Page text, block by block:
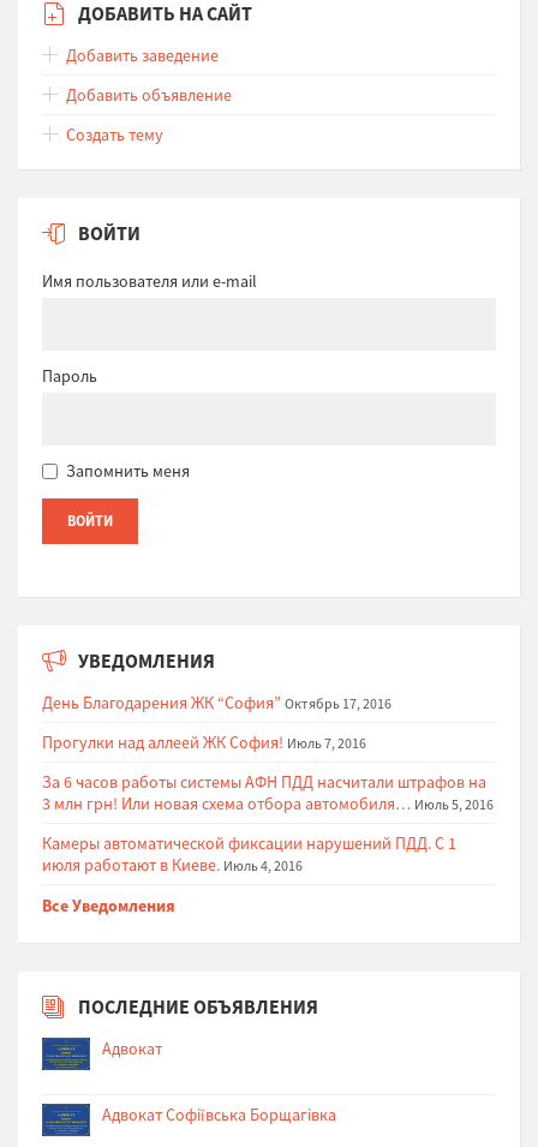
ДОБАВИТЬ НА САЙТ
Добавить заведение
Добавить объявление
Создать тему
ВОЙТИ
Имя пользователя или e-mail
Пароль
Запомнить меня
УВЕДОМЛЕНИЯ
День Благодарения ЖК “София” Октябрь 17, 2016
Прогулки над аллеей ЖК София! Июль 7, 2016
За 6 часов работы системы АФН ПДД насчитали штрафов на
3 млн грн! Или новая схема отбора автомобиля… Июль 5, 2016
Камеры автоматической фиксации нарушений ПДД. С 1
июля работают в Киеве. Июль 4, 2016
Все Уведомления
ПОСЛЕДНИЕ ОБЪЯВЛЕНИЯ
Адвокат
Адвокат Софіївська Борщагівка